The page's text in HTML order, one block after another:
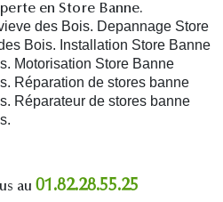
en Store Banne.
des Bois. Depannage Store
Bois. Installation Store Banne
Motorisation Store Banne
Réparation de stores banne
Réparateur de stores banne
au 01.82.28.55.25